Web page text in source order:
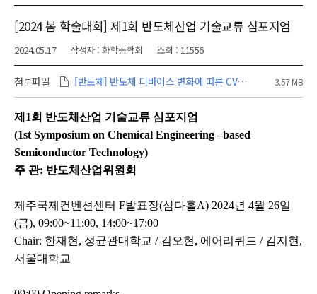
[2024 봄 학술대회] 제1회 반도체산업 기술교류 심포지엄
2024.05.17 작성자 : 화학공학회 조회 : 11556
첨부파일 [반도체] 반도체 디바이스 변화에 따른 CVD 장비의 개발 동향_김민.pdf 3.57 MB